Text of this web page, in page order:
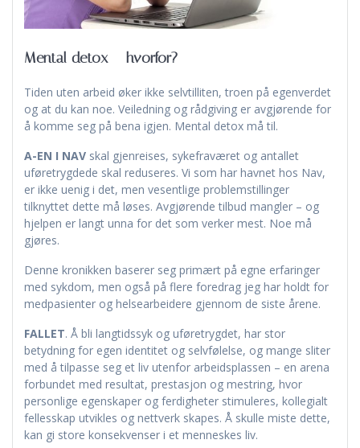
Mental detox – hvorfor?
Tiden uten arbeid øker ikke selvtilliten, troen på egenverdet
og at du kan noe. Veiledning og rådgiving er avgjørende for
å komme seg på bena igjen. Mental detox må til.
A-EN I NAV skal gjenreises, sykefraværet og antallet
uføretrygdede skal reduseres. Vi som har havnet hos Nav,
er ikke uenig i det, men vesentlige problemstillinger
tilknyttet dette må løses. Avgjørende tilbud mangler – og
hjelpen er langt unna for det som verker mest. Noe må
gjøres.
Denne kronikken baserer seg primært på egne erfaringer
med sykdom, men også på flere foredrag jeg har holdt for
medpasienter og helsearbeidere gjennom de siste årene.
FALLET. Å bli langtidssyk og uføretrygdet, har stor
betydning for egen identitet og selvfølelse, og mange sliter
med å tilpasse seg et liv utenfor arbeidsplassen – en arena
forbundet med resultat, prestasjon og mestring, hvor
personlige egenskaper og ferdigheter stimuleres, kollegialt
fellesskap utvikles og nettverk skapes. Å skulle miste dette,
kan gi store konsekvenser i et menneskes liv.